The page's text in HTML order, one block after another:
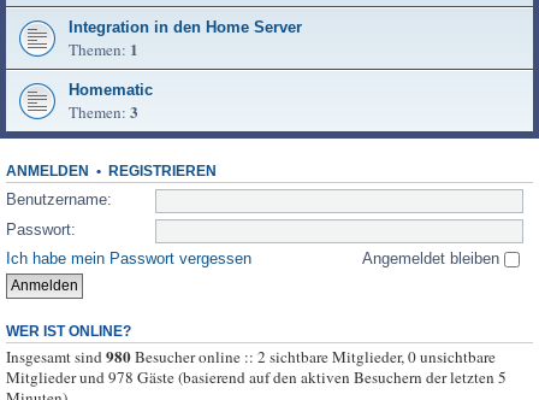
Integration in den Home Server
Themen: 1
Homematic
Themen: 3
ANMELDEN • REGISTRIEREN
Benutzername:
Passwort:
Ich habe mein Passwort vergessen
Angemeldet bleiben
WER IST ONLINE?
Insgesamt sind980Besucher online :: 2 sichtbare Mitglieder, 0 unsichtbare
Mitglieder und 978 Gäste (basierend auf den aktiven Besuchern der letzten 5